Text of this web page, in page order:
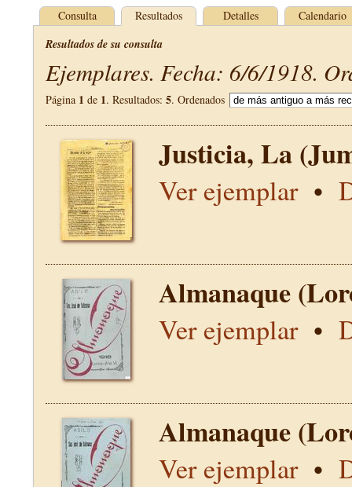
Consulta Resultados Detalles Calendario
Resultados de su consulta
Ejemplares. Fecha: 6/6/1918.
Página 1 de 1. Resultados: 5. Ordenados
Justicia, La
Ver ejemplar•
Almanaque
Ver ejemplar•
Almanaque
Ver ejemplar•